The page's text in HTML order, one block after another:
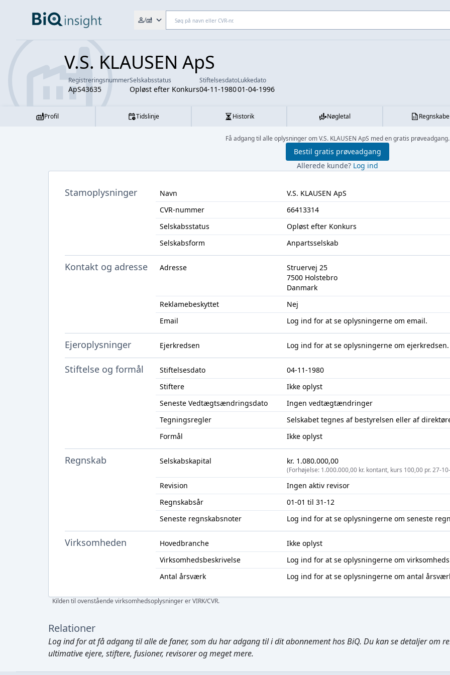
/
V.S. KLAUSEN ApS
Registreringsnummer
ApS43635
Selskabsstatus
Opløst efter Konkurs
Stiftelsesdato
04-11-1980
Lukkedato
01-04-1996
Profil Tidslinje Historik Nøgletal
Få adgang til alle oplysninger om V.S. KLAUSEN ApS med en gratis prøveadgang.
Bestil gratis prøveadgang
Allerede kunde? Log ind
Stamoplysninger Navn
V.S. KLAUSEN ApS
CVR-nummer
66413314
Selskabsstatus
Opløst efter Konkurs
Selskabsform
Anpartsselskab
Kontakt og adresse Adresse
Struervej 25
7500 Holstebro
Danmark
Reklamebeskyttet
Nej
Email
Log ind for at se oplysningerne om email.
Ejeroplysninger Ejerkredsen Log ind for at se oplysningerne om ejerkredsen.
Stiftelse og formål Stiftelsesdato
04-11-1980
Stiftere
Ikke oplyst
Seneste Vedtægtsændringsdato
Ingen vedtægtændringer
Tegningsregler
Selskabet tegnes af bestyrelsen eller af
Formål
Ikke oplyst
Regnskab Selskabskapital kr. 1.080.000,00
(Forhøjelse: 1.000.000,00 kr. kontant, kurs 100,00 pr. 27-
Revision
Ingen aktiv revisor
Regnskabsår
01-01 til 31-12
Seneste regnskabsnoter
Log ind for at se oplysningerne om seneste
Virksomheden Hovedbranche
Ikke oplyst
Virksomhedsbeskrivelse
Log ind for at se oplysningerne om
Antal årsværk
Log ind for at se oplysningerne om antal
Kilden til ovenstående virksomhedsoplysninger er VIRK/CVR.
Relationer
Log indfor at få adgang til alle de faner, som du har adgang til i dit abonnement hos BiQ. Du kan se detaljer om
ultimative ejere, stiftere, fusioner, revisorer og meget mere.